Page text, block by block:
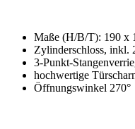
Maße (H/B/T): 190 x
Zylinderschloss, inkl.
3-Punkt-
hochwertige
Öffnungswinkel 270°